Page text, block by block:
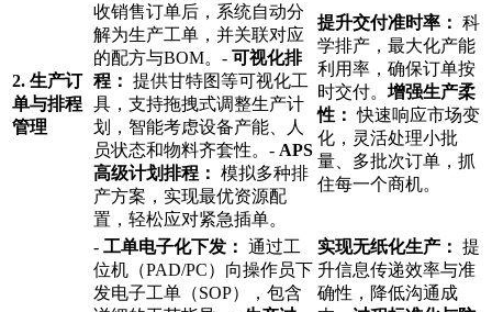
2. 生产订
单与排程
管理
收销售订单后，系统自动分
解为生产工单，并关联对应
的配方与BOM。- 可视化排
程： 提供甘特图等可视化工
具，支持拖拽式调整生产计
划，智能考虑设备产能、人
员状态和物料齐套性。- APS
高级计划排程： 模拟多种排
产方案，实现最优资源配
置，轻松应对紧急插单。
提升交付准时率： 科
学排产，最大化产能
利用率，确保订单按
时交付。 增强生产柔
性： 快速响应市场变
化，灵活处理小批
量、多批次订单，抓
住每一个商机。
- 工单电子化下发： 通过工
位机（PAD/PC）向操作员下
发电子工单（SOP），包含
实现无纸化生产： 提
升信息传递效率与准
确性，降低沟通成